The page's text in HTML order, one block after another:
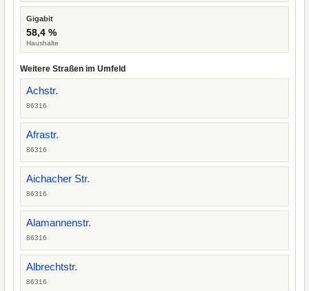
Gigabit
58,4 %
Haushalte
Weitere Straßen im Umfeld
Achstr.
86316
Afrastr.
86316
Aichacher Str.
86316
Alamannenstr.
86316
Albrechtstr.
86316